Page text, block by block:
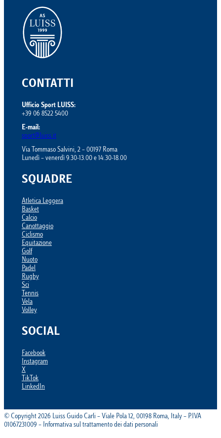
CONTATTI
Ufficio Sport LUISS:
+39 06 8522 5400
E-mail:
sport@luiss.it
Via Tommaso Salvini, 2 – 00197 Roma
Lunedì – venerdì 9.30-13.00 e 14.30-18.00
SQUADRE
Atletica Leggera
Basket
Calcio
Canottaggio
Ciclismo
Equitazione
Golf
Nuoto
Padel
Rugby
Sci
Tennis
Vela
Volley
SOCIAL
Facebook
Instagram
X
TikTok
LinkedIn
© Copyright 2026 Luiss Guido Carli – Viale Pola 12, 00198 Roma, Italy – P.IVA
01067231009 – Informativa sul trattamento dei dati personali